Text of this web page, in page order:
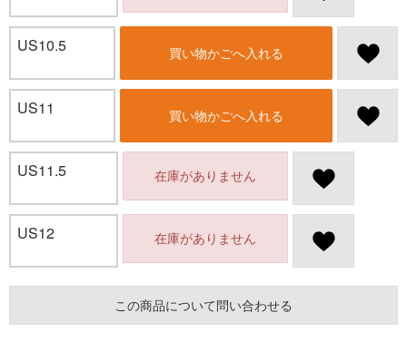
US10.5 買い物かごへ入れる
US11 買い物かごへ入れる
US11.5 在庫がありません
US12 在庫がありません
この商品について問い合わせる